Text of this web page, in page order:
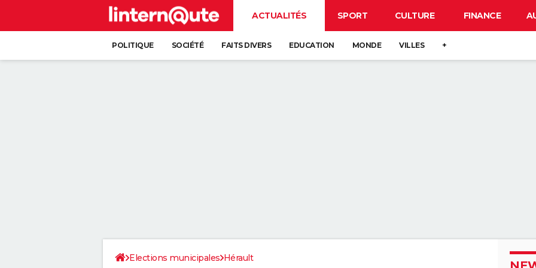
ACTUALITÉS SPORT CULTURE FINANCE
POLITIQUE SOCIÉTÉ FAITS DIVERS EDUCATION MONDE VILLES +
Elections municipales Hérault